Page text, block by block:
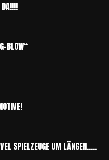
DA!!!!
BLOW“
SPIELZEUGE UM LÄNGEN…..